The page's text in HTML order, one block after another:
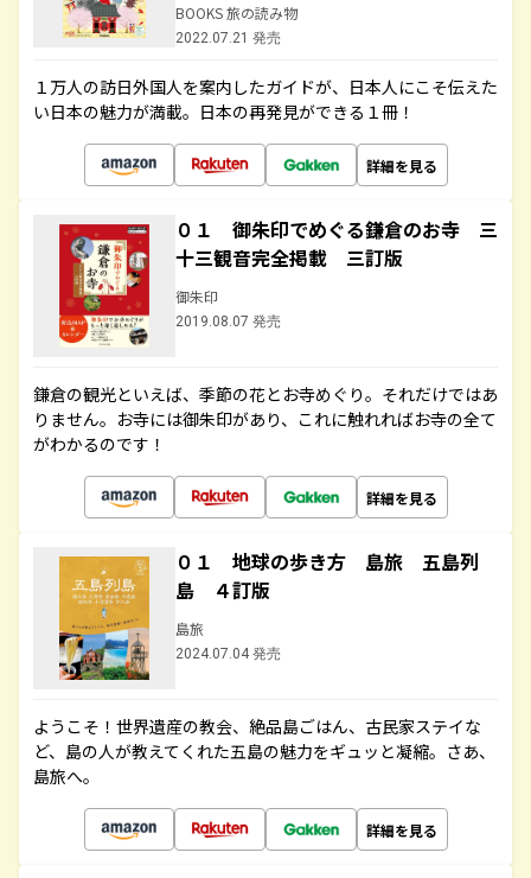
BOOKS 旅の読み物
2022.07.21 発売
１万人の訪日外国人を案内したガイドが、日本人にこそ伝えた
い日本の魅力が満載。日本の再発見ができる１冊！
詳細を見る
０１ 御朱印でめぐる鎌倉のお寺 三
十三観音完全掲載 三訂版
御朱印
2019.08.07 発売
鎌倉の観光といえば、季節の花とお寺めぐり。それだけではあ
りません。お寺には御朱印があり、これに触れればお寺の全て
がわかるのです！
詳細を見る
０１ 地球の歩き方 島旅 五島列
島 ４訂版
島旅
2024.07.04 発売
ようこそ！世界遺産の教会、絶品島ごはん、古民家ステイな
ど、島の人が教えてくれた五島の魅力をギュッと凝縮。さあ、
島旅へ。
詳細を見る